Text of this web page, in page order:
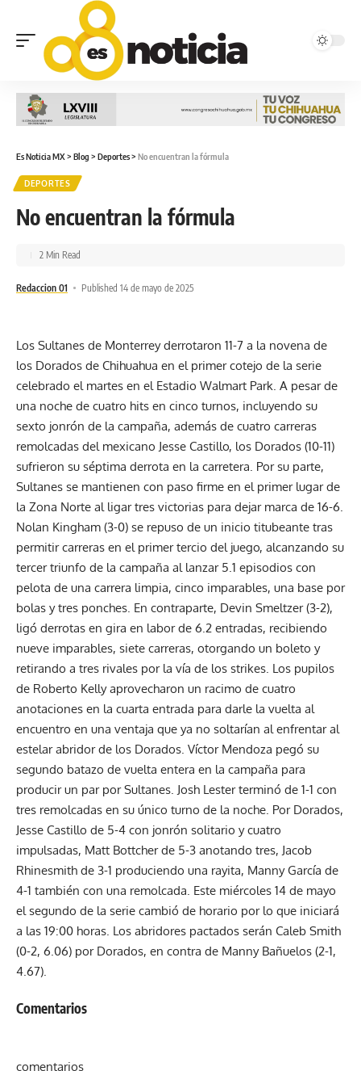
Es Noticia MX> Blog > Deportes> No encuentran la fórmula
DEPORTES
No encuentran la fórmula
Redaccion 01 Published 14 de mayo de 2025
2 Min Read
Los Sultanes de Monterrey derrotaron 11-7 a la novena de
los Dorados de Chihuahua en el primer cotejo de la serie
celebrado el martes en el Estadio Walmart Park. A pesar de
una noche de cuatro hits en cinco turnos, incluyendo su
sexto jonrón de la campaña, además de cuatro carreras
remolcadas del mexicano Jesse Castillo, los Dorados (10-11)
sufrieron su séptima derrota en la carretera. Por su parte,
Sultanes se mantienen con paso firme en el primer lugar de
la Zona Norte al ligar tres victorias para dejar marca de 16-6.
Nolan Kingham (3-0) se repuso de un inicio titubeante tras
permitir carreras en el primer tercio del juego, alcanzando su
tercer triunfo de la campaña al lanzar 5.1 episodios con
pelota de una carrera limpia, cinco imparables, una base por
bolas y tres ponches. En contraparte, Devin Smeltzer (3-2),
ligó derrotas en gira en labor de 6.2 entradas, recibiendo
nueve imparables, siete carreras, otorgando un boleto y
retirando a tres rivales por la vía de los strikes. Los pupilos
de Roberto Kelly aprovecharon un racimo de cuatro
anotaciones en la cuarta entrada para darle la vuelta al
encuentro en una ventaja que ya no soltarían al enfrentar al
estelar abridor de los Dorados. Víctor Mendoza pegó su
segundo batazo de vuelta entera en la campaña para
producir un par por Sultanes. Josh Lester terminó de 1-1 con
tres remolcadas en su único turno de la noche. Por Dorados,
Jesse Castillo de 5-4 con jonrón solitario y cuatro
impulsadas, Matt Bottcher de 5-3 anotando tres, Jacob
Rhinesmith de 3-1 produciendo una rayita, Manny García de
4-1 también con una remolcada. Este miércoles 14 de mayo
el segundo de la serie cambió de horario por lo que iniciará
a las 19:00 horas. Los abridores pactados serán Caleb Smith
(0-2, 6.06) por Dorados, en contra de Manny Bañuelos (2-1,
4.67).
Comentarios
comentarios